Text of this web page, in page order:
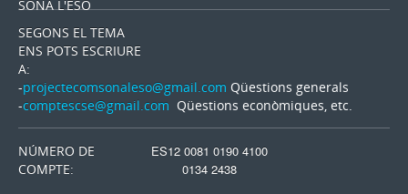
SONA L'ESO
SEGONS EL TEMA
ENS POTS ESCRIURE
A:
-projectecomsonaleso@gmail.com Qüestions generals
-comptescse@gmail.com Qüestions econòmiques, etc.
NÚMERO DE
COMPTE:
ES12 0081 0190 4100
0134 2438